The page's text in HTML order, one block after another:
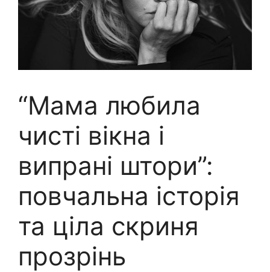
“Мама любила
чисті вікна і
випрані штори”:
повчальна історія
та ціла скриня
прозрінь